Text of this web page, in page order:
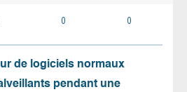
0 0
de logiciels normaux
pendant une